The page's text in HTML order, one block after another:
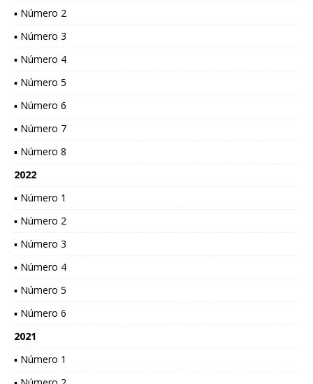
▪ Número 2
▪ Número 3
▪ Número 4
▪ Número 5
▪ Número 6
▪ Número 7
▪ Número 8
2022
▪ Número 1
▪ Número 2
▪ Número 3
▪ Número 4
▪ Número 5
▪ Número 6
2021
▪ Número 1